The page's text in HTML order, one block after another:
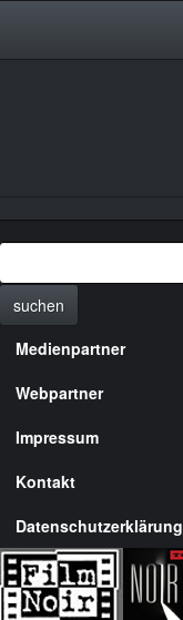
suchen
Menülinks
rechte
Seite
Medienpartner
Webpartner
Impressum
Kontakt
Datenschutzerklärung